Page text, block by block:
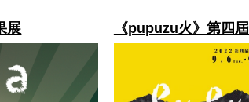
果展演 第三屆大專院校原住